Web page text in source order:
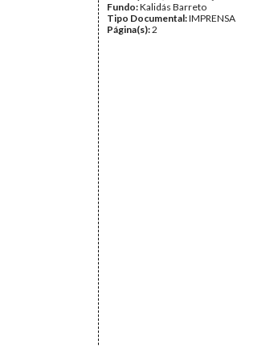
Fundo:Kalidás Barreto
Tipo Documental:IMPRENSA
Página(s):2